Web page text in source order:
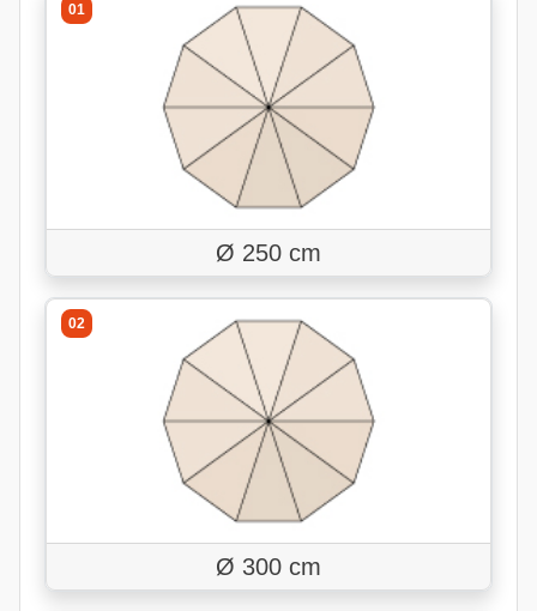
01
Ø 250 cm
02
Ø 300 cm